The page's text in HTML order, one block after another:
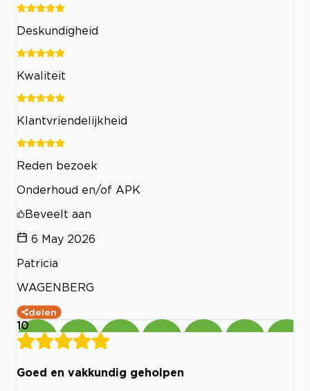
Deskundigheid
Kwaliteit
Klantvriendelijkheid
Reden bezoek
Onderhoud en/of APK
Beveelt aan
6 May 2026
Patricia
WAGENBERG
delen
10
Goed en vakkundig geholpen